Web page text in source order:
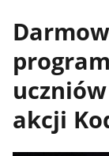
akcji